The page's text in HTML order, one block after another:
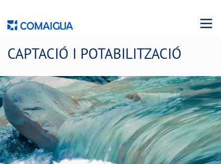
Menu
CAPTACIÓ I POTABILITZACIÓ